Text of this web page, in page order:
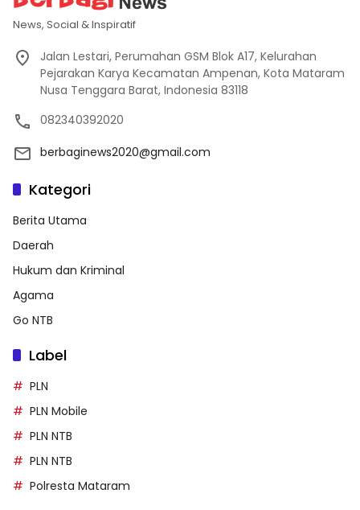
News, Social & Inspiratif
Jalan Lestari, Perumahan GSM Blok A17, Kelurahan
Pejarakan Karya Kecamatan Ampenan, Kota Mataram
Nusa Tenggara Barat, Indonesia 83118
082340392020
berbaginews2020@gmail.com
Kategori
Berita Utama
Daerah
Hukum dan Kriminal
Agama
Go NTB
Label
PLN
PLN Mobile
PLN NTB
PLN NTB
Polresta Mataram